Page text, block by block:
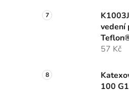
vedení
57 Kč
100 G1